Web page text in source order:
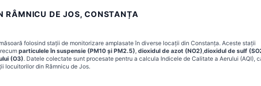
RÂMNICU DE JOS, CONSTANȚA
folosind stații de monitorizare amplasate în diverse locații din Constanța. Aceste stații
particulele în suspensie (PM10 și PM2.5), dioxidul de azot (NO2),dioxidul de sulf
(O3). Datele colectate sunt procesate pentru a calcula Indicele de Calitate a Aerului (AQI),
locuitorilor din Râmnicu de Jos.